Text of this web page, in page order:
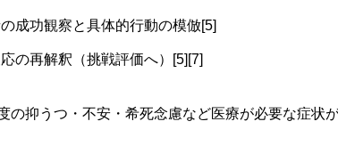
成功観察と具体的行動の模倣[5]
の再解釈（挑戦評価へ）[5][7]
の抑うつ・不安・希死念慮など医療が必要な症状